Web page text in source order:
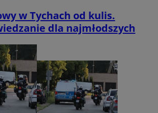
w Tychach od kulis.
dla najmłodszych